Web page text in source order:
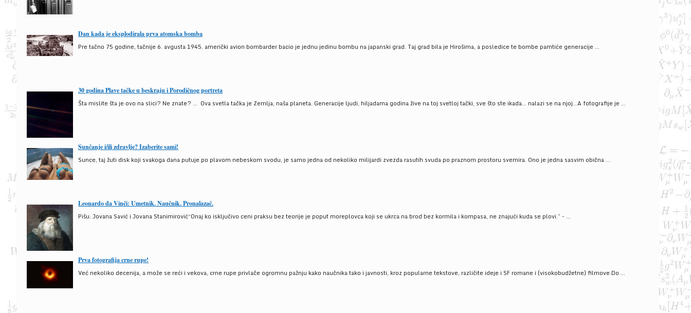
Dan kada je eksplodirala prva atomska bomba
Pre tačno 75 godine, tačnije 6. avgusta 1945. američki avion bombarder bacio je jednu jedinu bombu na japanski grad. Taj grad bila je Hirošima, a posledice te bombe pamtiće generacije ...
30 godina Plave tačke u beskraju i Porodičnog portreta
Šta mislite šta je ovo na slici? Ne znate? … Ova svetla tačka je Zemlja, naša planeta. Generacije ljudi, hiljadama godina žive na toj svetloj tački, sve što ste ikada… nalazi se na njoj…A fotografije je ...
Sunčanje i/ili zdravlje? Izaberite sami!
Sunce, taj žuti disk koji svakoga dana putuje po plavom nebeskom svodu, je samo jedna od nekoliko milijardi zvezda rasutih svuda po praznom prostoru svemira. Ono je jedna sasvim obična ...
Leonardo da Vinči: Umetnik. Naučnik. Pronalazač.
Pišu: Jovana Savić i Jovana Stanimirović“Onaj ko isključivo ceni praksu bez teorije je poput moreplovca koji se ukrca na brod bez kormila i kompasa, ne znajući kuda se plovi.” - ...
Prva fotografija crne rupe!
Već nekoliko decenija, a može se reći i vekova, crne rupe privlače ogromnu pažnju kako naučnika tako i javnosti, kroz popularne tekstove, različite ideje i SF romane i (visokobudžetne) filmove.Do ...